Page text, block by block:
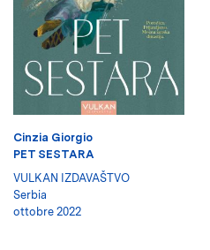
Cinzia Giorgio
PET SESTARA
VULKAN IZDAVAŠTVO
Serbia
ottobre 2022